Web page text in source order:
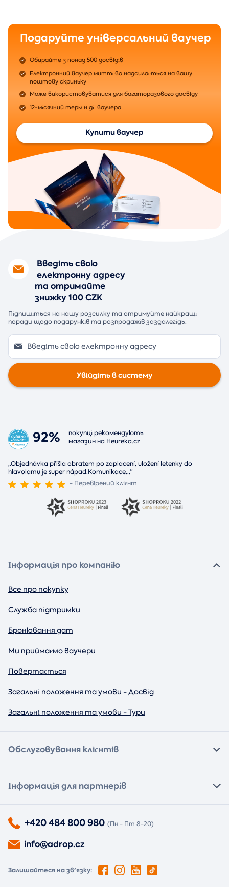
Подаруйте універсальний ваучер
Обирайте з понад 500 досвідів
Електронний ваучер миттєво надсилається на вашу
поштову скриньку
Може використовуватися для багаторазового досвіду
12-місячний термін дії ваучера
Купити ваучер
Введіть свою
електронну адресу
та отримайте
знижку 100 CZK
Підпишіться на нашу розсилку та отримуйте найкращі
поради щодо подарунків та розпродажів заздалегідь.
Увійдіть в систему
92%
покупці рекомендують
магазин на Heureka.cz
„Objednávka přišla obratem po zaplacení, uložení letenky do
hlavolamu je super nápad.Komunikace...“
- Перевірений клієнт
Інформація про компанію
Все про покупку
Служба підтримки
Бронювання дат
Ми приймаємо ваучери
Повертається
Загальні положення та умови - Досвід
Загальні положення та умови - Тури
Обслуговування клієнтів
Інформація для партнерів
+420 484 800 980 (Пн - Пт 8-20)
info@adrop.cz
Залишайтеся на зв'язку: